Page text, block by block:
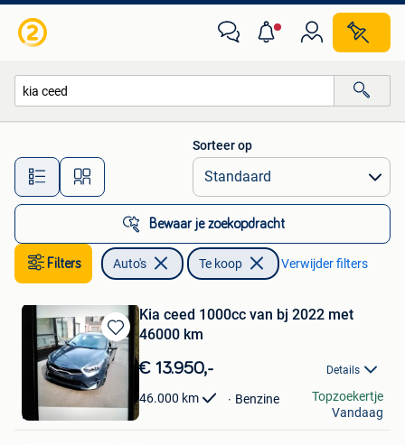
Alle afstanden…
Sorteer op
Bewaar je zoekopdracht
Filters Auto's Te koop Verwijder filters
Bewaren
in
Mijn
Favorieten
Kia ceed 1000cc van bj 2022 met
46000 km
€ 13.950,- Details
46.000 km Benzine
stefaan
Houthulst
Topzoekertje
Vandaag